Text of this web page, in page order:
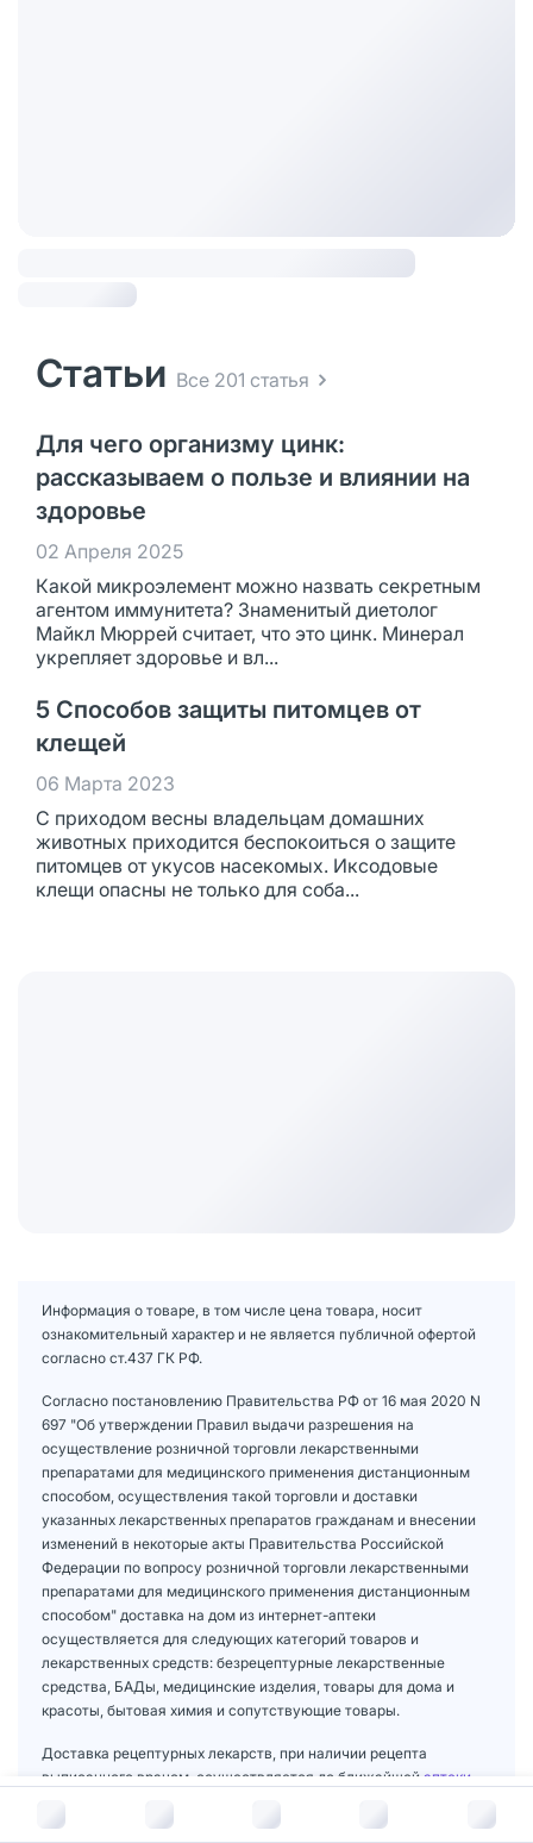
В корзину за
Статьи Все 201 статья
Для чего организму цинк:
рассказываем о пользе и влиянии на
здоровье
02 Апреля 2025
Какой микроэлемент можно назвать секретным
агентом иммунитета? Знаменитый диетолог
Майкл Мюррей считает, что это цинк. Минерал
укрепляет здоровье и вл...
5 Способов защиты питомцев от
клещей
06 Марта 2023
С приходом весны владельцам домашних
животных приходится беспокоиться о защите
питомцев от укусов насекомых. Иксодовые
клещи опасны не только для соба...
Информация о товаре, в том числе цена товара, носит
ознакомительный характер и не является публичной офертой
согласно ст.437 ГК РФ.
Согласно постановлению Правительства РФ от 16 мая 2020 N
697 "Об утверждении Правил выдачи разрешения на
осуществление розничной торговли лекарственными
препаратами для медицинского применения дистанционным
способом, осуществления такой торговли и доставки
указанных лекарственных препаратов гражданам и внесении
изменений в некоторые акты Правительства Российской
Федерации по вопросу розничной торговли лекарственными
препаратами для медицинского применения дистанционным
способом" доставка на дом из интернет-аптеки
осуществляется для следующих категорий товаров и
лекарственных средств: безрецептурные лекарственные
средства, БАДы, медицинские изделия, товары для дома и
красоты, бытовая химия и сопутствующие товары.
Доставка рецептурных лекарств, при наличии рецепта
выписанного врачом, осуществляется до ближайшей аптеки